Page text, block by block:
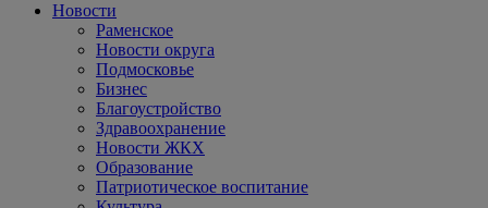
Новости
Раменское
Новости округа
Подмосковье
Бизнес
Благоустройство
Здравоохранение
Новости ЖКХ
Образование
Патриотическое воспитание